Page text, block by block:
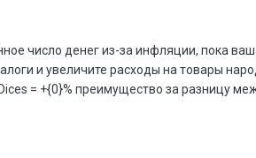
число денег из-за инфляции, пока
и увеличите расходы на товары
= +{0}% преимущество за разницу